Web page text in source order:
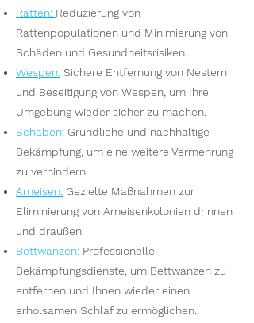
Ratten: Reduzierung von
Rattenpopulationen und Minimierung von
Schäden und Gesundheitsrisiken.
Wespen: Sichere Entfernung von Nestern
und Beseitigung von Wespen, um Ihre
Umgebung wieder sicher zu machen.
Schaben: Gründliche und nachhaltige
Bekämpfung, um eine weitere Vermehrung
zu verhindern.
Ameisen: Gezielte Maßnahmen zur
Eliminierung von Ameisenkolonien drinnen
und draußen.
Bettwanzen: Professionelle
Bekämpfungsdienste, um Bettwanzen zu
entfernen und Ihnen wieder einen
erholsamen Schlaf zu ermöglichen.